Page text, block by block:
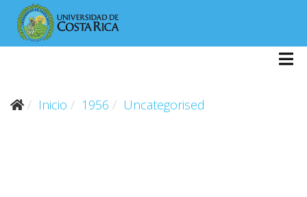
Inicio 1956 Uncategorised